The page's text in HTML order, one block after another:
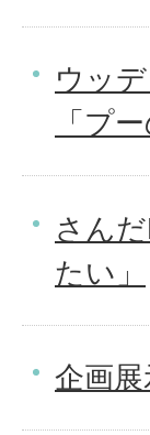
ウッ
「プ
さん
たい」
企画